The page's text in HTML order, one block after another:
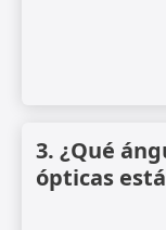
3. ¿Qué
ópticas